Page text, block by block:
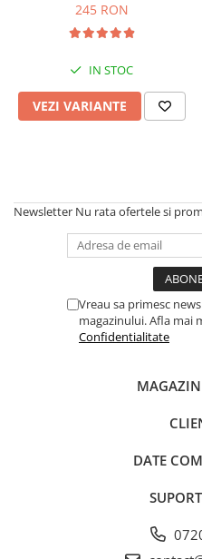
245 RON
IN STOC
VEZI VARIANTE
Newsletter Nu rata ofertele si
Vreau sa primesc
magazinului. Afla mai
Confidentialitate
DATE